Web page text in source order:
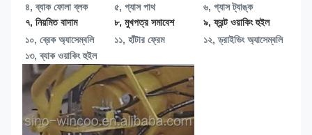
৪, ব্যাক ফোলা ব্লক
৫, গ্যাস পাথ
৬, গ্যাস ট্যাঙ্ক
৭, নিয়মিত বাদাম
১০, ব্রেক অ্যাসেম্বলি
১৩, ব্যাক ওয়াকিং হুইল
৮, মুখপত্র সমাবেশ
১১, হাঁটার ফ্রেম
৯, ফ্রন্ট ওয়াকিং হুইল
১২, ড্রাইভিং অ্যাসেম্বলি